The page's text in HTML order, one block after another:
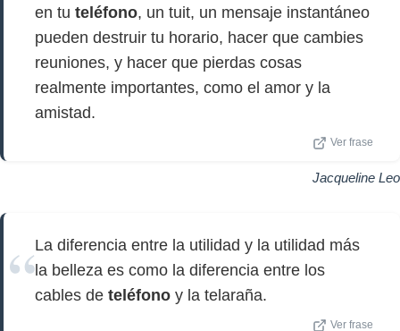
en tu teléfono, un tuit, un mensaje instantáneo
pueden destruir tu horario, hacer que cambies
reuniones, y hacer que pierdas cosas
realmente importantes, como el amor y la
amistad.
Ver frase
Jacqueline Leo
La diferencia entre la utilidad y la utilidad más
la belleza es como la diferencia entre los
cables de teléfono y la telaraña.
Ver frase